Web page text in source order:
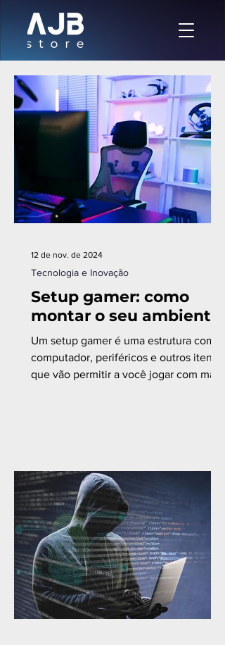
Setup gamer: como
montar o seu ambiente
Um setup gamer é uma estrutura com
computador, periféricos e outros itens
que vão permitir a você jogar com mais
Tecnologia e Inovação
12 de nov. de 2024